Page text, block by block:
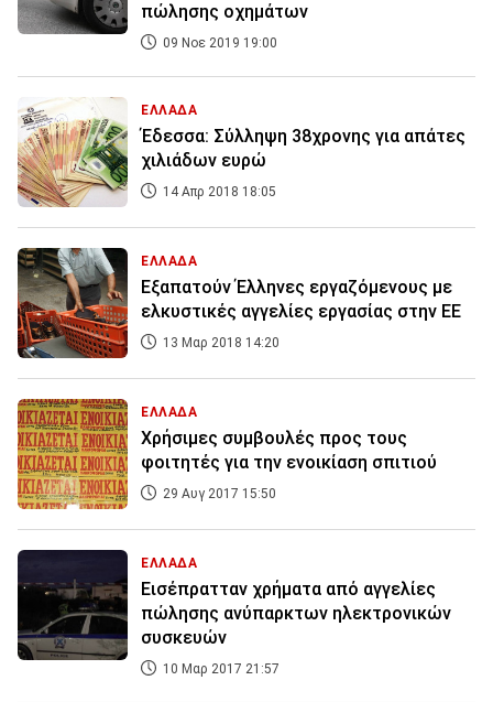
πώλησης οχημάτων
09 Νοε 2019 19:00
ΕΛΛΑΔΑ
Έδεσσα: Σύλληψη 38χρονης για απάτες
χιλιάδων ευρώ
14 Απρ 2018 18:05
ΕΛΛΑΔΑ
Εξαπατούν Έλληνες εργαζόμενους με
ελκυστικές αγγελίες εργασίας στην ΕΕ
13 Μαρ 2018 14:20
ΕΛΛΑΔΑ
Χρήσιμες συμβουλές προς τους
φοιτητές για την ενοικίαση σπιτιού
29 Αυγ 2017 15:50
ΕΛΛΑΔΑ
Εισέπρατταν χρήματα από αγγελίες
πώλησης ανύπαρκτων ηλεκτρονικών
συσκευών
10 Μαρ 2017 21:57